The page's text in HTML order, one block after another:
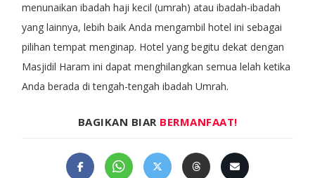
menunaikan ibadah haji kecil (umrah) atau ibadah-ibadah
yang lainnya, lebih baik Anda mengambil hotel ini sebagai
pilihan tempat menginap. Hotel yang begitu dekat dengan
Masjidil Haram ini dapat menghilangkan semua lelah ketika
Anda berada di tengah-tengah ibadah Umrah.
BAGIKAN BIAR BERMANFAAT!